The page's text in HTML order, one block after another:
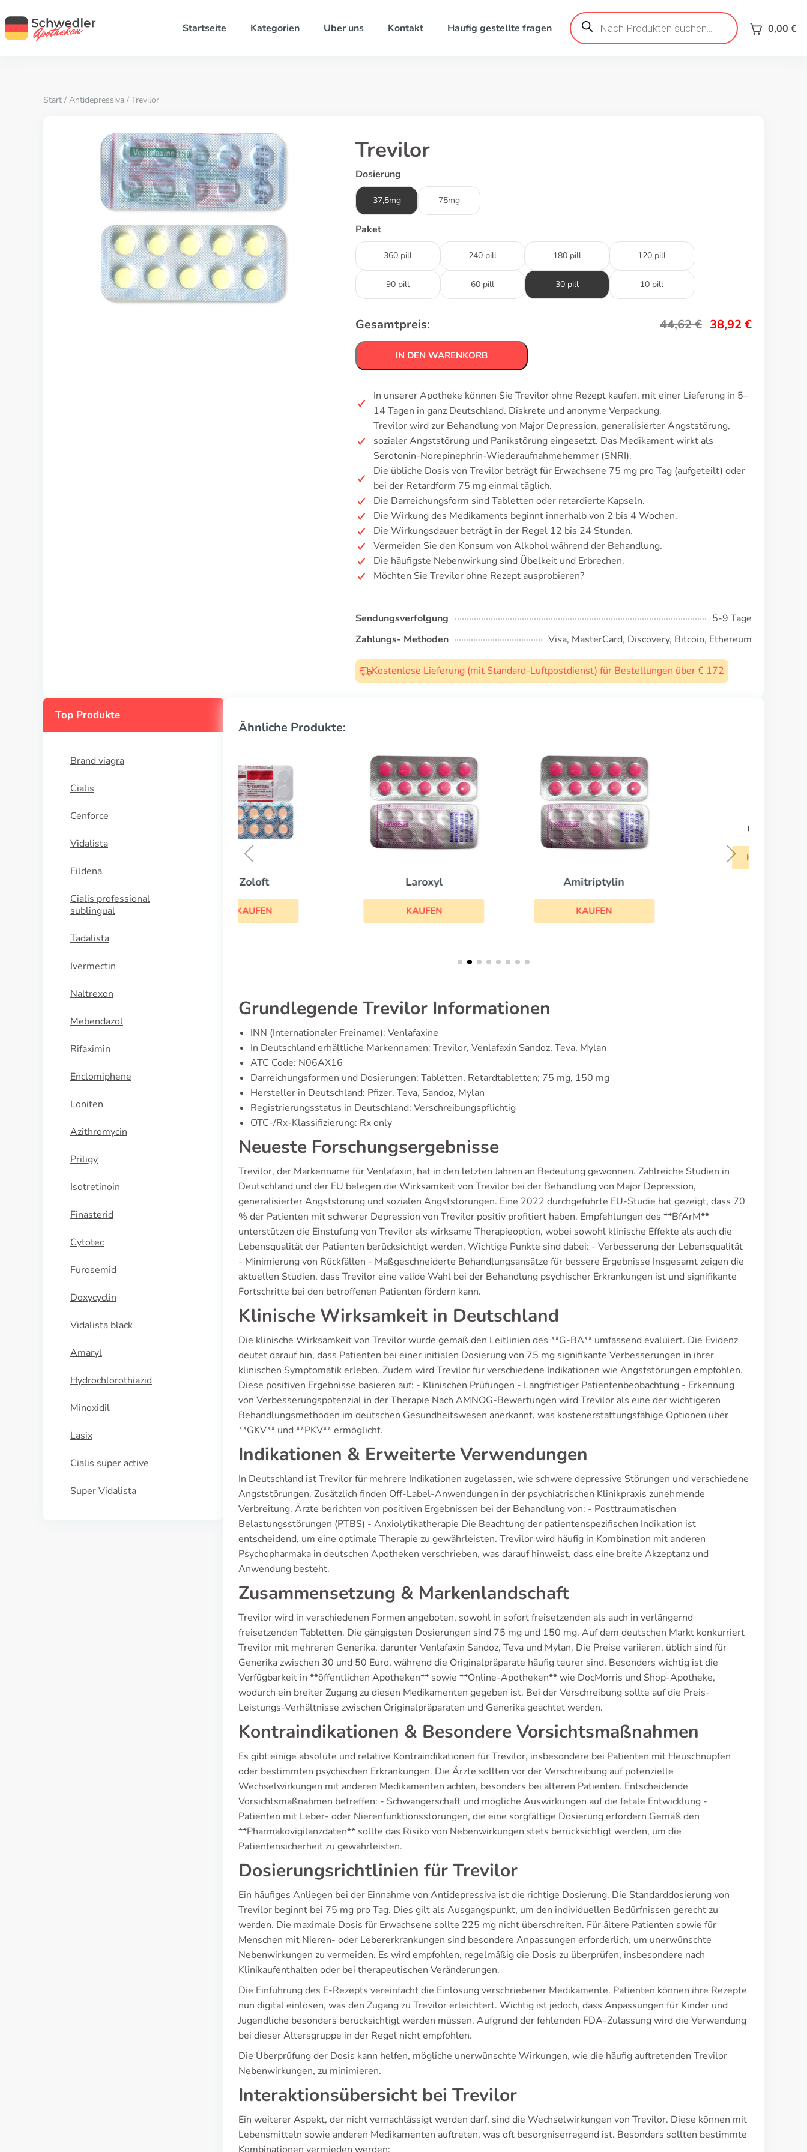
Startseite Kategorien Uber uns Kontakt Haufig gestellte fragen
Products
search 0,00 €
Start / Antidepressiva / Trevilor
Trevilor
Dosierung
37,5mg 75mg
Paket
360 pill 240 pill 180 pill 120 pill
90 pill 60 pill 30 pill 10 pill
Gesamtpreis: 44,62€ 38,92 €
IN DEN WARENKORB
In unserer Apotheke können Sie Trevilor ohne Rezept kaufen, mit einer Lieferung in 5–
14 Tagen in ganz Deutschland. Diskrete und anonyme Verpackung.
Trevilor wird zur Behandlung von Major Depression, generalisierter Angststörung,
sozialer Angststörung und Panikstörung eingesetzt. Das Medikament wirkt als
Serotonin-Norepinephrin-Wiederaufnahmehemmer (SNRI).
Die übliche Dosis von Trevilor beträgt für Erwachsene 75 mg pro Tag (aufgeteilt) oder
bei der Retardform 75 mg einmal täglich.
Die Darreichungsform sind Tabletten oder retardierte Kapseln.
Die Wirkung des Medikaments beginnt innerhalb von 2 bis 4 Wochen.
Die Wirkungsdauer beträgt in der Regel 12 bis 24 Stunden.
Vermeiden Sie den Konsum von Alkohol während der Behandlung.
Die häufigste Nebenwirkung sind Übelkeit und Erbrechen.
Möchten Sie Trevilor ohne Rezept ausprobieren?
Sendungsverfolgung
5-9 Tage
Zahlungs- Methoden
Visa, MasterCard, Discovery, Bitcoin, Ethereum
Kostenlose Lieferung (mit Standard-Luftpostdienst) für Bestellungen über € 172
Top Produkte
Brand viagra
Cialis
Cenforce
Vidalista
Fildena
Cialis professional
sublingual
Tadalista
Ivermectin
Naltrexon
Mebendazol
Rifaximin
Enclomiphene
Loniten
Azithromycin
Priligy
Isotretinoin
Finasterid
Cytotec
Furosemid
Doxycyclin
Vidalista black
Amaryl
Hydrochlorothiazid
Minoxidil
Lasix
Cialis super active
Super Vidalista
Ähnliche Produkte:
Celexa
Grundlegende Trevilor Informationen
INN (Internationaler Freiname): Venlafaxine
In Deutschland erhältliche Markennamen: Trevilor, Venlafaxin Sandoz, Teva, Mylan
ATC Code: N06AX16
Darreichungsformen und Dosierungen: Tabletten, Retardtabletten; 75 mg, 150 mg
Hersteller in Deutschland: Pfizer, Teva, Sandoz, Mylan
Registrierungsstatus in Deutschland: Verschreibungspflichtig
OTC-/Rx-Klassifizierung: Rx only
Neueste Forschungsergebnisse
Trevilor, der Markenname für Venlafaxin, hat in den letzten Jahren an Bedeutung gewonnen. Zahlreiche Studien in
Deutschland und der EU belegen die Wirksamkeit von Trevilor bei der Behandlung von Major Depression,
generalisierter Angststörung und sozialen Angststörungen. Eine 2022 durchgeführte EU-Studie hat gezeigt, dass 70
% der Patienten mit schwerer Depression von Trevilor positiv profitiert haben. Empfehlungen des **BfArM**
unterstützen die Einstufung von Trevilor als wirksame Therapieoption, wobei sowohl klinische Effekte als auch die
Lebensqualität der Patienten berücksichtigt werden. Wichtige Punkte sind dabei: - Verbesserung der Lebensqualität
- Minimierung von Rückfällen - Maßgeschneiderte Behandlungsansätze für bessere Ergebnisse Insgesamt zeigen die
aktuellen Studien, dass Trevilor eine valide Wahl bei der Behandlung psychischer Erkrankungen ist und signifikante
Fortschritte bei den betroffenen Patienten fördern kann.
Klinische Wirksamkeit in Deutschland
Die klinische Wirksamkeit von Trevilor wurde gemäß den Leitlinien des **G-BA** umfassend evaluiert. Die Evidenz
deutet darauf hin, dass Patienten bei einer initialen Dosierung von 75 mg signifikante Verbesserungen in ihrer
klinischen Symptomatik erleben. Zudem wird Trevilor für verschiedene Indikationen wie Angststörungen empfohlen.
Diese positiven Ergebnisse basieren auf: - Klinischen Prüfungen - Langfristiger Patientenbeobachtung - Erkennung
von Verbesserungspotenzial in der Therapie Nach AMNOG-Bewertungen wird Trevilor als eine der wichtigeren
Behandlungsmethoden im deutschen Gesundheitswesen anerkannt, was kostenerstattungsfähige Optionen über
**GKV** und **PKV** ermöglicht.
Indikationen & Erweiterte Verwendungen
In Deutschland ist Trevilor für mehrere Indikationen zugelassen, wie schwere depressive Störungen und verschiedene
Angststörungen. Zusätzlich finden Off-Label-Anwendungen in der psychiatrischen Klinikpraxis zunehmende
Verbreitung. Ärzte berichten von positiven Ergebnissen bei der Behandlung von: - Posttraumatischen
Belastungsstörungen (PTBS) - Anxiolytikatherapie Die Beachtung der patientenspezifischen Indikation ist
entscheidend, um eine optimale Therapie zu gewährleisten. Trevilor wird häufig in Kombination mit anderen
Psychopharmaka in deutschen Apotheken verschrieben, was darauf hinweist, dass eine breite Akzeptanz und
Anwendung besteht.
Zusammensetzung & Markenlandschaft
Trevilor wird in verschiedenen Formen angeboten, sowohl in sofort freisetzenden als auch in verlängernd
freisetzenden Tabletten. Die gängigsten Dosierungen sind 75 mg und 150 mg. Auf dem deutschen Markt konkurriert
Trevilor mit mehreren Generika, darunter Venlafaxin Sandoz, Teva und Mylan. Die Preise variieren, üblich sind für
Generika zwischen 30 und 50 Euro, während die Originalpräparate häufig teurer sind. Besonders wichtig ist die
Verfügbarkeit in **öffentlichen Apotheken** sowie **Online-Apotheken** wie DocMorris und Shop-Apotheke,
wodurch ein breiter Zugang zu diesen Medikamenten gegeben ist. Bei der Verschreibung sollte auf die Preis-
Leistungs-Verhältnisse zwischen Originalpräparaten und Generika geachtet werden.
Kontraindikationen & Besondere Vorsichtsmaßnahmen
Es gibt einige absolute und relative Kontraindikationen für Trevilor, insbesondere bei Patienten mit Heuschnupfen
oder bestimmten psychischen Erkrankungen. Die Ärzte sollten vor der Verschreibung auf potenzielle
Wechselwirkungen mit anderen Medikamenten achten, besonders bei älteren Patienten. Entscheidende
Vorsichtsmaßnahmen betreffen: - Schwangerschaft und mögliche Auswirkungen auf die fetale Entwicklung -
Patienten mit Leber- oder Nierenfunktionsstörungen, die eine sorgfältige Dosierung erfordern Gemäß den
**Pharmakovigilanzdaten** sollte das Risiko von Nebenwirkungen stets berücksichtigt werden, um die
Patientensicherheit zu gewährleisten.
Dosierungsrichtlinien für Trevilor
Ein häufiges Anliegen bei der Einnahme von Antidepressiva ist die richtige Dosierung. Die Standarddosierung von
Trevilor beginnt bei 75 mg pro Tag. Dies gilt als Ausgangspunkt, um den individuellen Bedürfnissen gerecht zu
werden. Die maximale Dosis für Erwachsene sollte 225 mg nicht überschreiten. Für ältere Patienten sowie für
Menschen mit Nieren- oder Lebererkrankungen sind besondere Anpassungen erforderlich, um unerwünschte
Nebenwirkungen zu vermeiden. Es wird empfohlen, regelmäßig die Dosis zu überprüfen, insbesondere nach
Klinikaufenthalten oder bei therapeutischen Veränderungen.
Die Einführung des E-Rezepts vereinfacht die Einlösung verschriebener Medikamente. Patienten können ihre Rezepte
nun digital einlösen, was den Zugang zu Trevilor erleichtert. Wichtig ist jedoch, dass Anpassungen für Kinder und
Jugendliche besonders berücksichtigt werden müssen. Aufgrund der fehlenden FDA-Zulassung wird die Verwendung
bei dieser Altersgruppe in der Regel nicht empfohlen.
Die Überprüfung der Dosis kann helfen, mögliche unerwünschte Wirkungen, wie die häufig auftretenden Trevilor
Nebenwirkungen, zu minimieren.
Interaktionsübersicht bei Trevilor
Ein weiterer Aspekt, der nicht vernachlässigt werden darf, sind die Wechselwirkungen von Trevilor. Diese können mit
Lebensmitteln sowie anderen Medikamenten auftreten, was oft besorgniserregend ist. Besonders sollten bestimmte